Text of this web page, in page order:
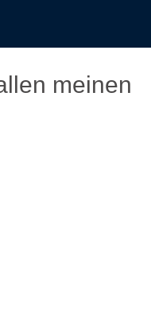
meinen